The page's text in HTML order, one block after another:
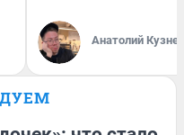
Анатолий